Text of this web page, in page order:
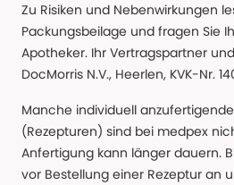
Zu Risiken und Nebenwirkungen
Packungsbeilage und fragen Sie
Apotheker. Ihr Vertragspartner
DocMorris N.V., Heerlen, KVK-Nr.
Manche individuell
(Rezepturen) sind bei medpex
Anfertigung kann länger dauern.
vor Bestellung einer Rezeptur an